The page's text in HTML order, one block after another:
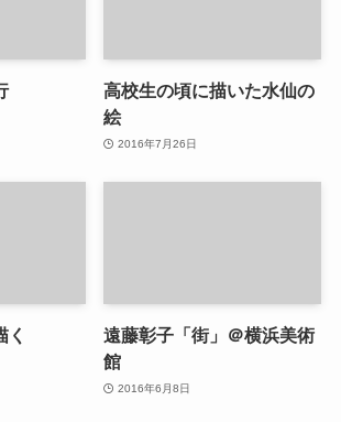
高校生の頃に描いた水仙の
絵
2016年7月26日
く
遠藤彰子「街」＠横浜美術
館
2016年6月8日